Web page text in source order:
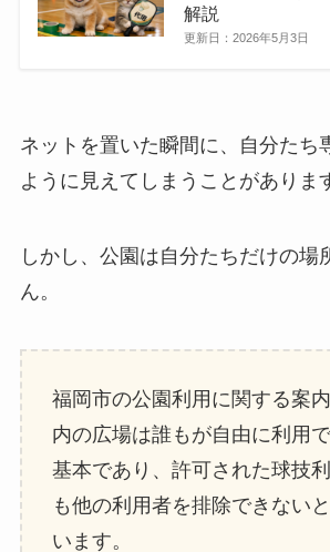
解説
更新日： 2026年5月3日
ネットを置いた瞬間に、自分たち
ように見えてしまうことがありま
しかし、公園は自分たちだけの場
ん。
福岡市の公園利用に関する案
内の広場は誰もが自由に利用
基本であり、許可された球技
も他の利用者を排除できない
います。